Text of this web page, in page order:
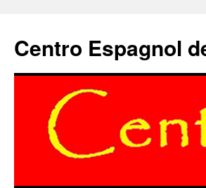
contenu
Centro Espagnol